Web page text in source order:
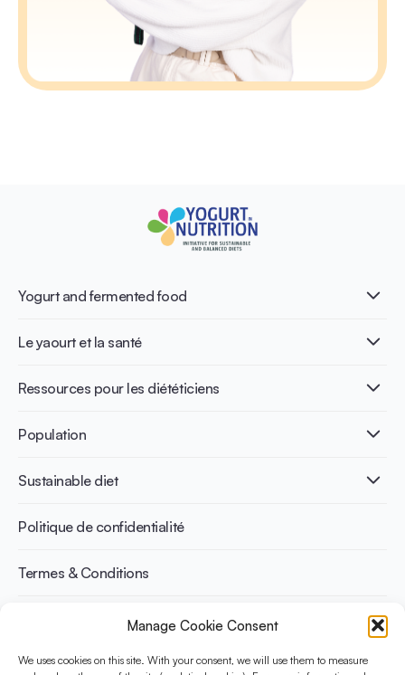
Manage Cookie Consent
We uses cookies on this site. With your consent, we will use them to measure
Yogurt and fermented food
Qu’est-ce que le yaourt ?
Nutri-dense food
Le yaourt et la santé
Healthy Diets & Lifestyle
Santé intestinale
Santé osseuse
Gestion du poids
Ressources pour les diététiciens
Publications
Infographics
Recettes
Population
Adulte
Sportif
Sustainable diet
Benefits for planet health
Benefits for human health
Politique de confidentialité
Termes & Conditions
YINI (The Yogurt in Nutrition Initiative) est financée par le